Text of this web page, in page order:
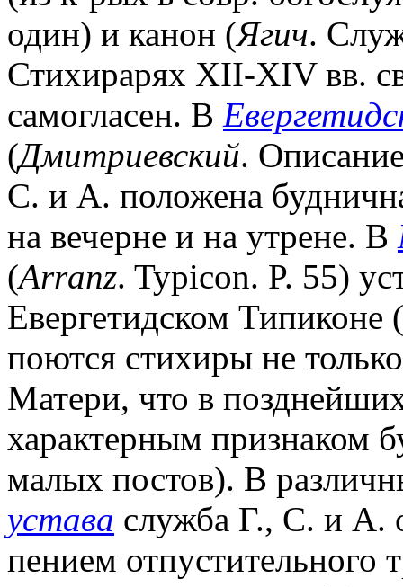
один) и канон (Ягич.
Стихирарях XII-XIV вв.
самогласен. В
(Дмитриевский.
С. и А. положена
на вечерне и на утрене. В
(Arranz. Typicon. P. 55)
Евергетидском Типиконе
поются стихиры не
Матери, что в
характерным признаком
малых постов). В
устава служба Г., С. и А.
пением отпустительного